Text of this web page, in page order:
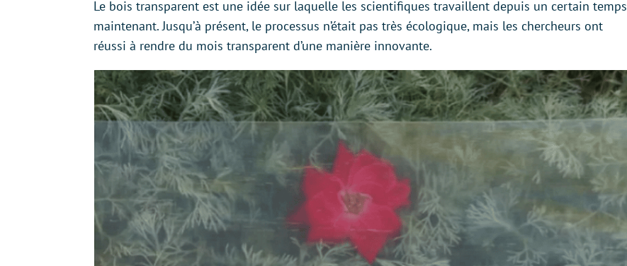
Le bois transparent est une idée sur laquelle les scientifiques travaillent depuis un certain temps
maintenant. Jusqu’à présent, le processus n’était pas très écologique, mais les chercheurs ont
réussi à rendre du mois transparent d’une manière innovante.